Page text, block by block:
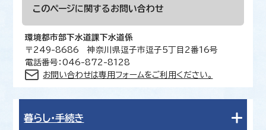
このページに関する お問い合わせ
環境都市部下水道課下水道係
〒249-8686 神奈川県逗子市逗子5丁目2番16号
電話番号：046-872-8128
お問い合わせは専用フォームをご利用ください。
暮らし・手続き